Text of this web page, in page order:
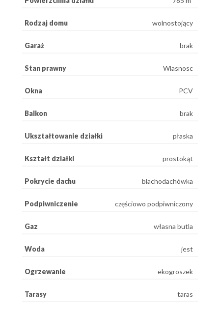
Rodzaj domu wolnostojący
Garaż brak
Stan prawny Wlasnosc
Okna PCV
Balkon brak
Ukształtowanie działki płaska
Kształt działki prostokąt
Pokrycie dachu blachodachówka
Podpiwniczenie częściowo podpiwniczony
Gaz własna butla
Woda jest
Ogrzewanie ekogroszek
Tarasy taras